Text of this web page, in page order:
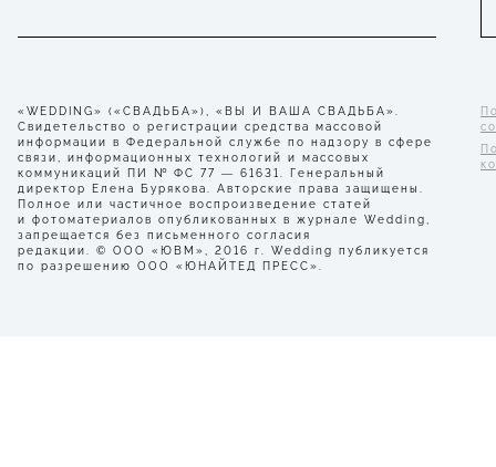
«WEDDING» («СВАДЬБА»), «ВЫ И ВАША СВАДЬБА».
Свидетельство о регистрации средства массовой
информации в Федеральной службе по надзору в сфере
связи, информационных технологий и массовых
коммуникаций ПИ № ФС 77 — 61631. Генеральный
директор Елена Бурякова. Авторские права защищены.
Полное или частичное воспроизведение статей
и фотоматериалов опубликованных в журнале Wedding,
запрещается без письменного согласия
редакции. © ООО «ЮВМ», 2016 г. Wedding публикуется
по разрешению ООО «ЮНАЙТЕД ПРЕСС».